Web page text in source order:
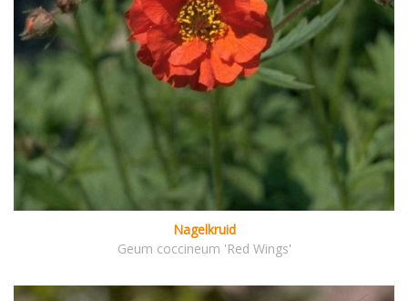
Nagelkruid
Geum coccineum 'Red Wings'